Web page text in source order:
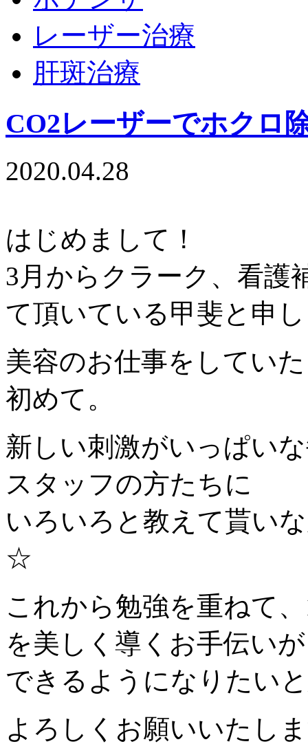
レーザー治療
肝斑治療
CO2レーザーでホクロ
2020.04.28
はじめまして！
3月からクラーク、看護
て頂いている甲斐と申
美容のお仕事をしてい
初めて。
新しい刺激がいっぱい
スタッフの方たちに
いろいろと教えて貰い
☆
これから勉強を重ねて
を美しく導くお手伝いが
できるようになりたい
よろしくお願いいたし